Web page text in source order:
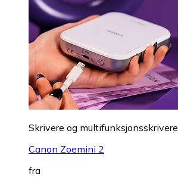
Skrivere og multifunksjonsskrivere
Canon Zoemini 2
fra